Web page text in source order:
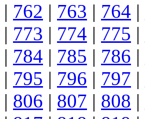
| 762 | 763 | 764 |
| 773 | 774 | 775 |
| 784 | 785 | 786 |
| 795 | 796 | 797 |
| 806 | 807 | 808 |